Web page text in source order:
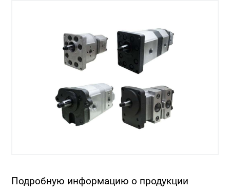
Подробную информацию о продукции